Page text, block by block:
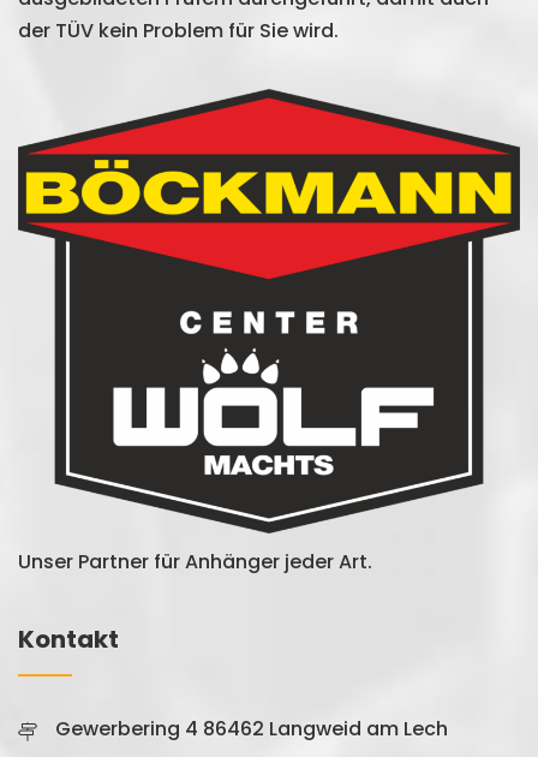
der TÜV kein Problem für Sie wird.
Unser Partner für Anhänger jeder Art.
Kontakt
Gewerbering 4 86462 Langweid am Lech